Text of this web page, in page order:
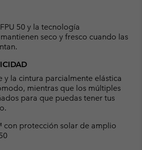
50 y la tecnología
seco y fresco cuando las
y la cintura parcialmente elástica
mientras que los múltiples
para que puedas tener tus
con protección solar de amplio